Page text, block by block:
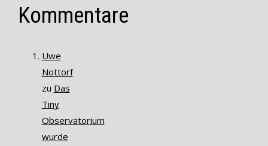
Kommentare
Uwe
Nottorf
zu Das
Tiny
Observatorium
wurde